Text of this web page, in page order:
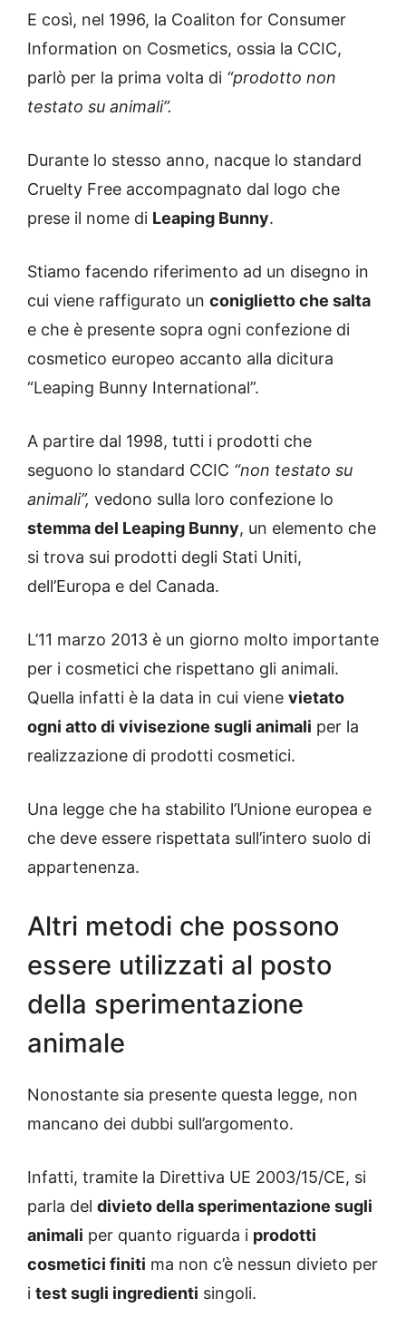
E così, nel 1996, la Coaliton for Consumer
Information on Cosmetics, ossia la CCIC,
parlò per la prima volta di “prodotto non
testato su animali”.
Durante lo stesso anno, nacque lo standard
Cruelty Free accompagnato dal logo che
prese il nome di Leaping Bunny.
Stiamo facendo riferimento ad un disegno in
cui viene raffigurato un coniglietto che salta
e che è presente sopra ogni confezione di
cosmetico europeo accanto alla dicitura
“Leaping Bunny International”.
A partire dal 1998, tutti i prodotti che
seguono lo standard CCIC “non testato su
animali”, vedono sulla loro confezione lo
stemma del Leaping Bunny, un elemento che
si trova sui prodotti degli Stati Uniti,
dell’Europa e del Canada.
L’11 marzo 2013 è un giorno molto importante
per i cosmetici che rispettano gli animali.
Quella infatti è la data in cui viene vietato
ogni atto di vivisezione sugli animali per la
realizzazione di prodotti cosmetici.
Una legge che ha stabilito l’Unione europea e
che deve essere rispettata sull’intero suolo di
appartenenza.
Altri metodi che possono
essere utilizzati al posto
della sperimentazione
animale
Nonostante sia presente questa legge, non
mancano dei dubbi sull’argomento.
Infatti, tramite la Direttiva UE 2003/15/CE, si
parla del divieto della sperimentazione sugli
animali per quanto riguarda i prodotti
cosmetici finiti ma non c’è nessun divieto per
i test sugli ingredienti singoli.